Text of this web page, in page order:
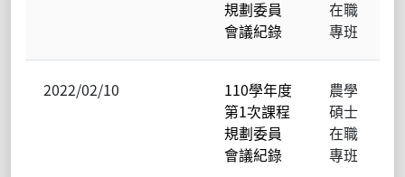
規劃委員
會議紀錄
在職
專班
2022/02/10
110學年度
第1次課程
規劃委員
會議紀錄
農學
碩士
在職
專班